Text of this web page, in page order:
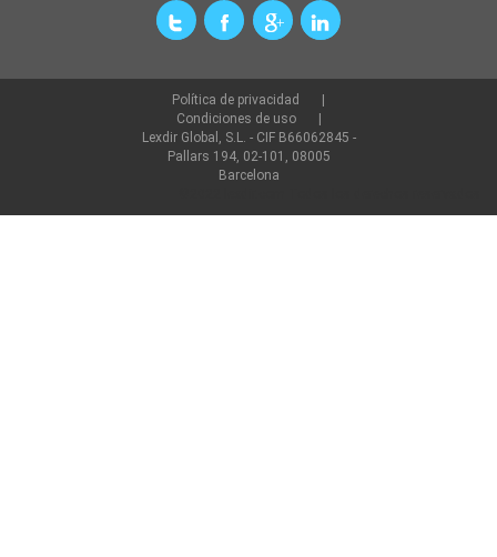
Política de privacidad
Condiciones de uso
Lexdir Global, S.L. - CIF B66062845 -
Pallars 194, 02-101, 08005
Barcelona